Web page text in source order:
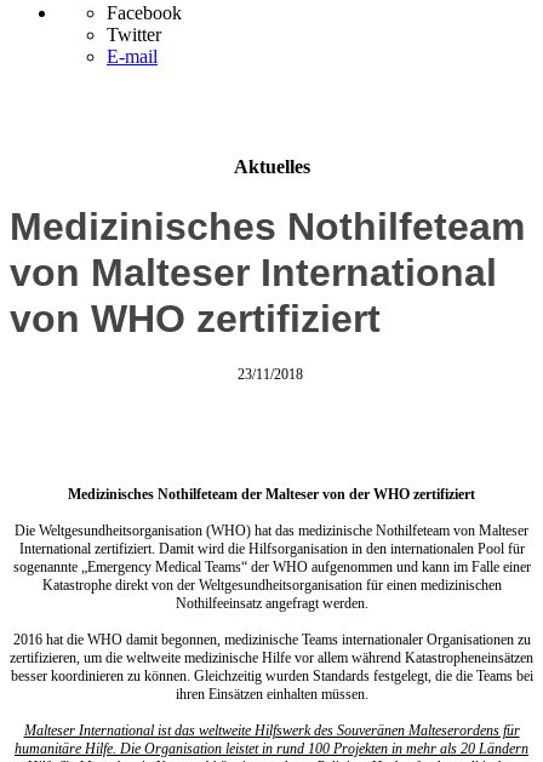
Facebook
Twitter
E-mail
Aktuelles
Medizinisches Nothilfeteam
von Malteser International
von WHO zertifiziert
23/11/2018
Medizinisches Nothilfeteam der Malteser von der WHO zertifiziert
Die Weltgesundheitsorganisation (WHO) hat das medizinische Nothilfeteam von Malteser
International zertifiziert. Damit wird die Hilfsorganisation in den internationalen Pool für
sogenannte „Emergency Medical Teams“ der WHO aufgenommen und kann im Falle einer
Katastrophe direkt von der Weltgesundheitsorganisation für einen medizinischen
Nothilfeeinsatz angefragt werden.
2016 hat die WHO damit begonnen, medizinische Teams internationaler Organisationen zu
zertifizieren, um die weltweite medizinische Hilfe vor allem während Katastropheneinsätzen
besser koordinieren zu können. Gleichzeitig wurden Standards festgelegt, die die Teams bei
ihren Einsätzen einhalten müssen.
Malteser International ist das weltweite Hilfswerk des Souveränen Malteserordens für
humanitäre Hilfe. Die Organisation leistet in rund 100 Projekten in mehr als 20 Ländern